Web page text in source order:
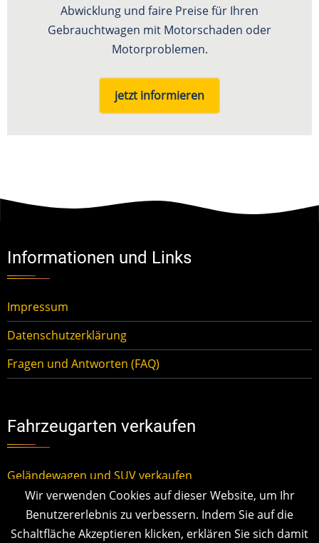
Abwicklung und faire Preise für Ihren
Gebrauchtwagen mit Motorschaden oder
Motorproblemen.
jetzt informieren
Informationen und Links
Impressum
Datenschutzerklärung
Fragen und Antworten (FAQ)
Fahrzeugarten verkaufen
Geländewagen und SUV verkaufen
Kleinwagen verkaufen
Mittelklassewagen verkaufen
Wir verwenden Cookies auf dieser Website, um Ihr
Benutzererlebnis zu verbessern. Indem Sie auf die
Schaltfläche Akzeptieren klicken, erklären Sie sich damit